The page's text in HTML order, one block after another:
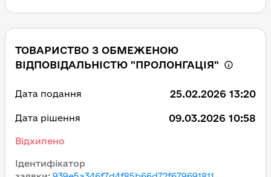
ТОВАРИСТВО З ОБМЕЖЕНОЮ
ВІДПОВІДАЛЬНІСТЮ "ПРОЛОНГАЦІЯ"
Дата подання 25.02.2026 13:20
Дата рішення 09.03.2026 10:58
Відхилено
Ідентифікатор